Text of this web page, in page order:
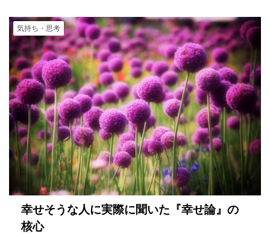
気持ち・思考
幸せそうな人に実際に聞いた『幸せ論』の
核心